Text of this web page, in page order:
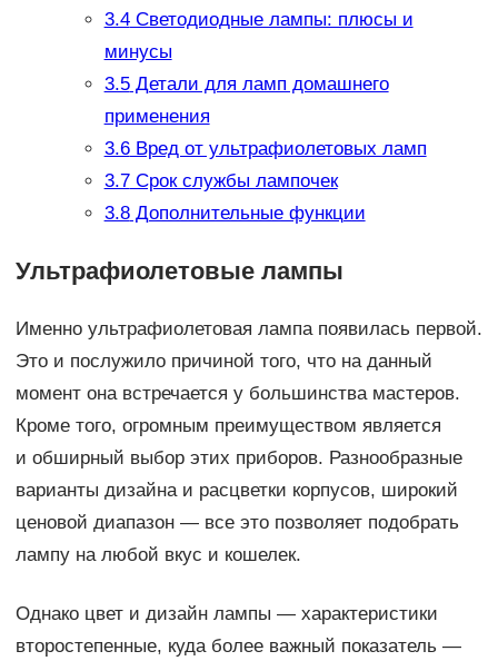
3.4Светодиодные лампы: плюсы и
минусы
3.5Детали для ламп домашнего
применения
3.6Вред от ультрафиолетовых ламп
3.7Срок службы лампочек
3.8Дополнительные функции
Ультрафиолетовые лампы
Именно ультрафиолетовая лампа появилась первой.
Это и послужило причиной того, что на данный
момент она встречается у большинства мастеров.
Кроме того, огромным преимуществом является
и обширный выбор этих приборов. Разнообразные
варианты дизайна и расцветки корпусов, широкий
ценовой диапазон — все это позволяет подобрать
лампу на любой вкус и кошелек.
Однако цвет и дизайн лампы — характеристики
второстепенные, куда более важный показатель —